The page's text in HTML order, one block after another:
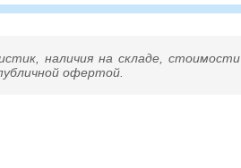
наличия на складе, стоимости
офертой.